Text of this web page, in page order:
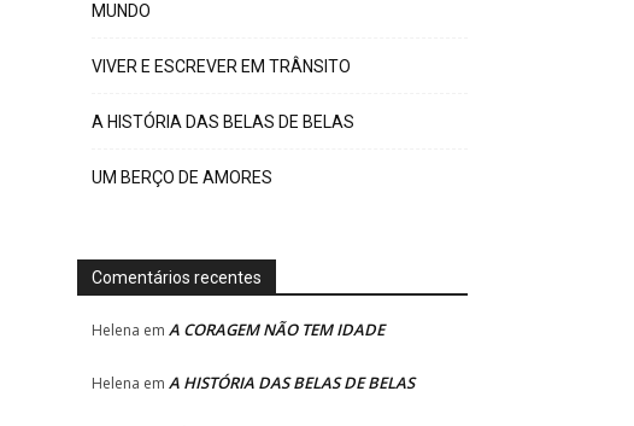
MUNDO
VIVER E ESCREVER EM TRÂNSITO
A HISTÓRIA DAS BELAS DE BELAS
UM BERÇO DE AMORES
Comentários recentes
Helena em A CORAGEM NÃO TEM IDADE
Helena em A HISTÓRIA DAS BELAS DE BELAS